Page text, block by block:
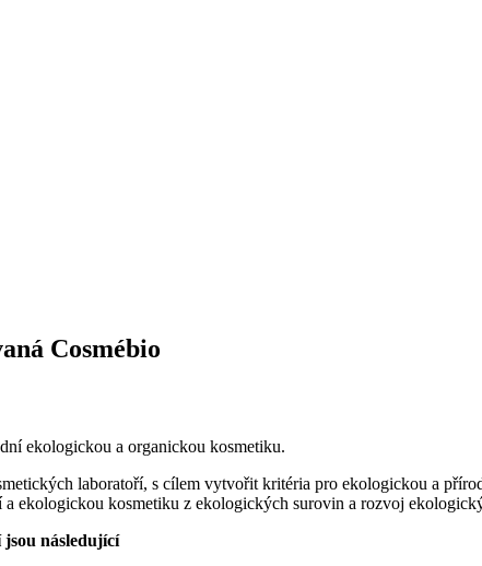
Cosmébio
ekologickou a organickou kosmetiku.
laboratoří, s cílem vytvořit kritéria pro ekologickou a
ekologickou kosmetiku z ekologických surovin a rozvoj
jsou následující